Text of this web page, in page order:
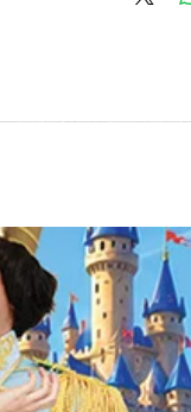
או בטבלט
ההבעות, משפחה אחרת,
ו..בטוחה